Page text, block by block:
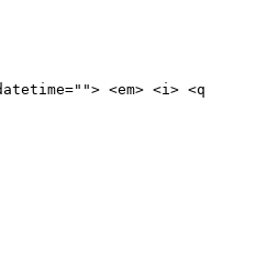
<em> <i> <q